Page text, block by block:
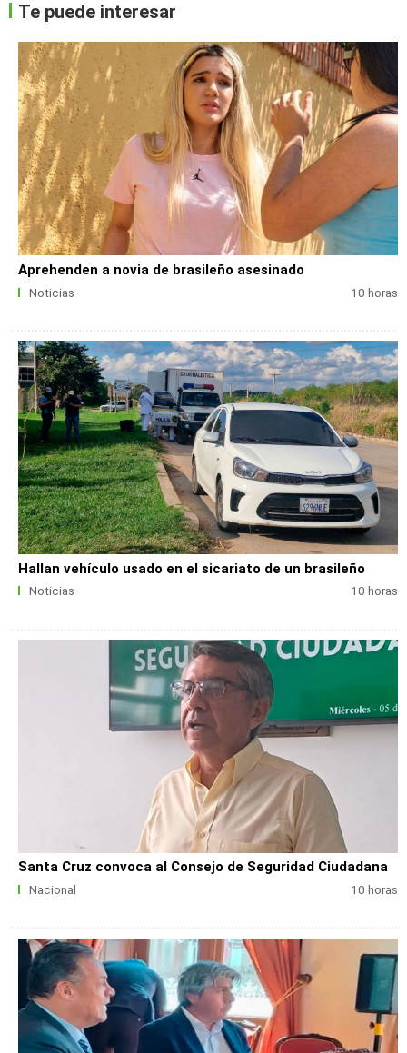
Te puede interesar
Aprehenden a novia de brasileño asesinado
Noticias 10 horas
Hallan vehículo usado en el sicariato de un brasileño
Noticias 10 horas
Santa Cruz convoca al Consejo de Seguridad Ciudadana
Nacional 10 horas